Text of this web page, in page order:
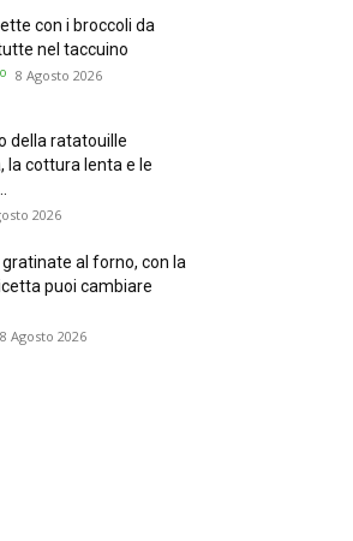
con i broccoli da
nel taccuino
8 Agosto 2026
della ratatouille
la cottura lenta e le
2026
al forno, con la
puoi cambiare
8 Agosto 2026